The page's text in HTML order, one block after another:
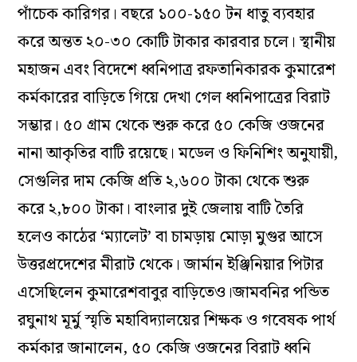
পাঁচেক কারিগর। বছরে ১০০-১৫০ টন ধাতু ব্যবহার
করে অন্তত ২০-৩০ কোটি টাকার কারবার চলে। স্থানীয়
মহাজন এবং বিদেশে ধ্বনিপাত্র রফতানিকারক কুমারেশ
কর্মকারের বাড়িতে গিয়ে দেখা গেল ধ্বনিপাত্রের বিরাট
সম্ভার। ৫০ গ্রাম থেকে শুরু করে ৫০ কেজি ওজনের
নানা আকৃতির বাটি রয়েছে। মডেল ও ফিনিশিং অনুযায়ী,
সেগুলির দাম কেজি প্রতি ২,৬০০ টাকা থেকে শুরু
করে ২,৮০০ টাকা। বাংলার দুই জেলায় বাটি তৈরি
হলেও কাঠের ‘ম্যালেট’ বা চামড়ায় মোড়া মুগুর আসে
উত্তরপ্রদেশের মীরাট থেকে। জার্মান ইঞ্জিনিয়ার পিটার
এসেছিলেন কুমারেশবাবুর বাড়িতেও।জামবনির পন্ডিত
রঘুনাথ মূর্মু স্মৃতি মহাবিদ্যালয়ের শিক্ষক ও গবেষক পার্থ
কর্মকার জানালেন, ৫০ কেজি ওজনের বিরাট ধ্বনি